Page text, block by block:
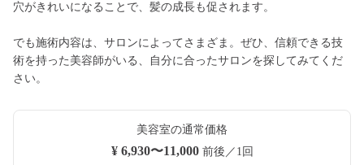
穴がきれいになることで、髪の成長も促されます。
でも施術内容は、サロンによってさまざま。ぜひ、信頼できる技
術を持った美容師がいる、自分に合ったサロンを探してみてくだ
さい。
美容室の通常価格
¥ 6,930〜11,000前後／1回